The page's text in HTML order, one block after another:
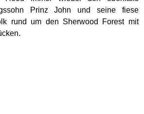
Prinz John und seine fiese
rund um den Sherwood Forest mit